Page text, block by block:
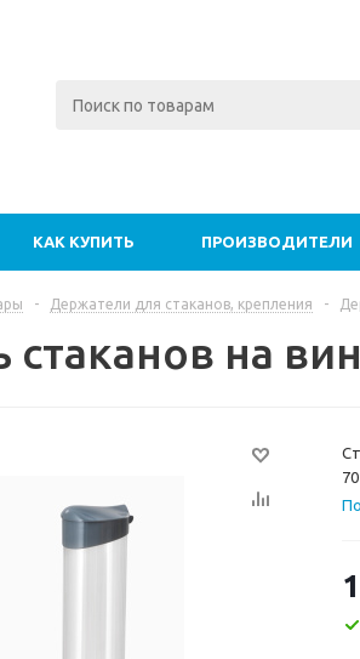
КАК КУПИТЬ ПРОИЗВОДИТЕЛИ
- Держатели для стаканов, крепления -
на